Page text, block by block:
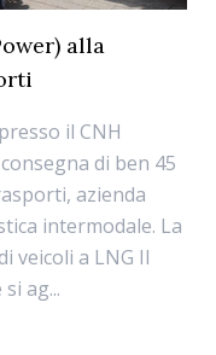
alla
il CNH
di ben 45
azienda
intermodale. La
veicoli a LNG Il
ag...